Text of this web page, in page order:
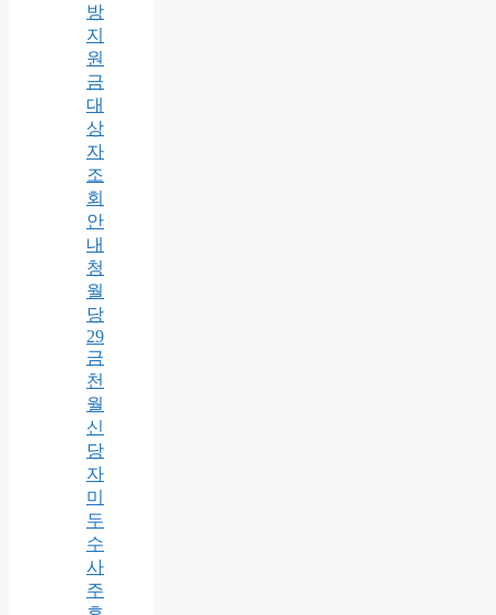
방
지
원
금
대
상
자
조
회
안
내
청
월
당
29
금
천
월
신
당
자
미
두
수
사
주